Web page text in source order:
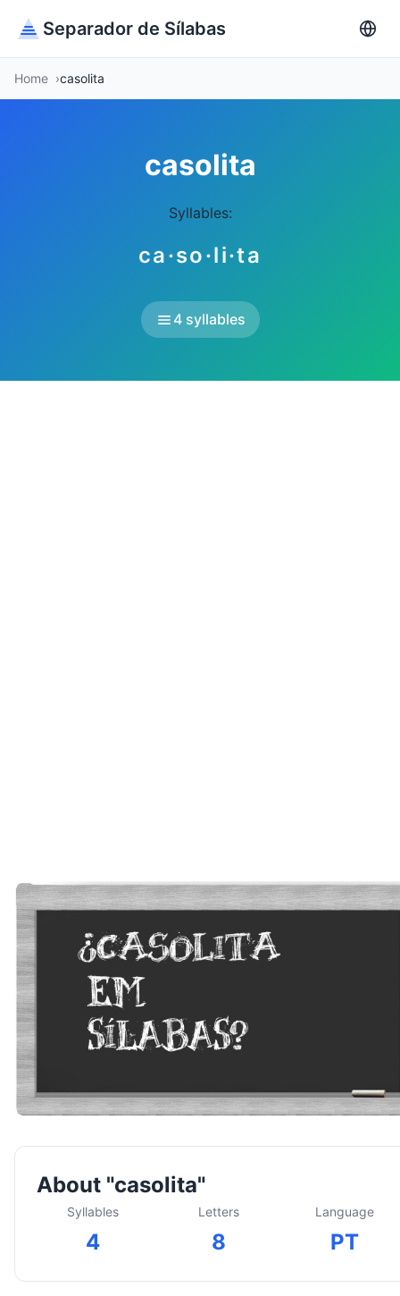
Separador de Sílabas
Home casolita
casolita
Syllables:
ca·so·li·ta
4 syllables
About "casolita"
Syllables
4
Letters
8
Language
PT